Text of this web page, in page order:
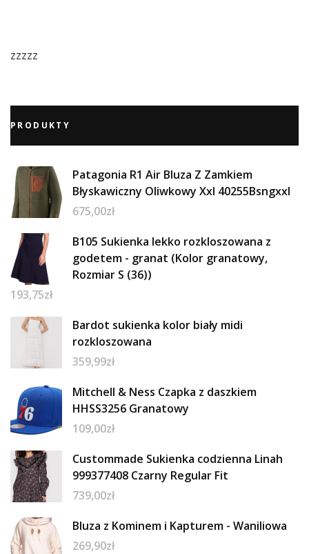
zzzzz
PRODUKTY
Patagonia R1 Air Bluza Z Zamkiem
Błyskawiczny Oliwkowy Xxl 40255Bsngxxl
675,00zł
B105 Sukienka lekko rozkloszowana z
godetem - granat (Kolor granatowy,
Rozmiar S (36))
193,75zł
Bardot sukienka kolor biały midi
rozkloszowana
359,99zł
Mitchell & Ness Czapka z daszkiem
HHSS3256 Granatowy
109,00zł
Custommade Sukienka codzienna Linah
999377408 Czarny Regular Fit
739,00zł
Bluza z Kominem i Kapturem - Waniliowa
269,90zł